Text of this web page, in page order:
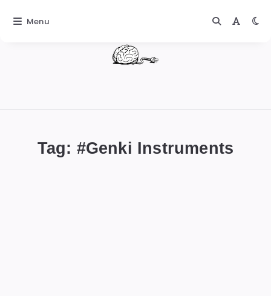
Tag: #Genki Instruments
Menu